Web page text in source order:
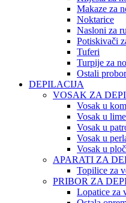
Makaze za
Noktarice
Nasloni za
Potiskivači
Tuferi
Turpije za
Ostali
DEPILACIJA
VOSAK ZA
Vosak u
Vosak u
Vosak u
Vosak u
Vosak u
APARATI ZA
Topilice za
PRIBOR ZA
Lopatice za